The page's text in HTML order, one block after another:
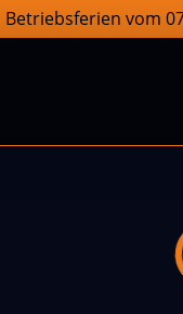
Betriebsferien vom